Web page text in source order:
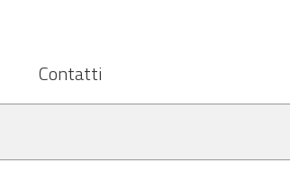
Contatti